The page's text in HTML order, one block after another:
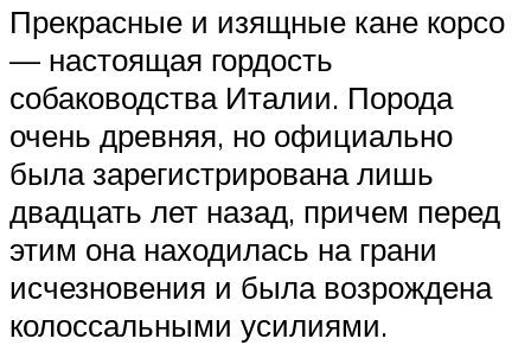
Прекрасные и изящные кане корсо
— настоящая гордость
собаководства Италии. Порода
очень древняя, но официально
была зарегистрирована лишь
двадцать лет назад, причем перед
этим она находилась на грани
исчезновения и была возрождена
колоссальными усилиями.